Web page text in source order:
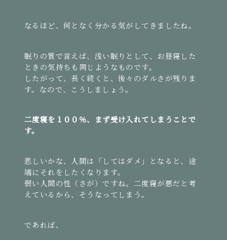
なるほど、何となく分かる気がしてきましたね。
眠りの質で言えば、浅い眠りとして、お昼寝した
ときの気持ちも同じようなものです。
したがって、長く続くと、後々のダルさが残りま
す。なので、こうしましょう。
二度寝を１００％、まず受け入れてしまうことで
す。
悲しいかな、人間は「してはダメ」となると、途
端にそれをしたくなります。
弱い人間の性（さが）ですね。二度寝が悪だと考
えているから、そうなってしまう。
であれば、